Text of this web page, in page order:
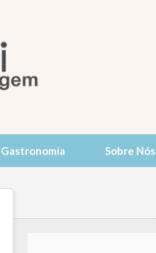
Gastronomia Sobre Nós